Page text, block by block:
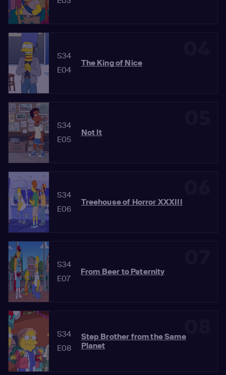
S34
E04
The King of Nice
S34
E05
Not It
S34
E06
Treehouse of Horror XXXIII
S34
E07
From Beer to Paternity
S34
E08
Step Brother from the Same
Planet